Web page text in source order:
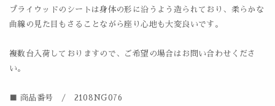
プライウッドのシートは身体の形に沿うよう造られており、柔らかな
曲線の見た目もさることながら座り心地も大変良いです。
複数台入荷しておりますので、ご希望の場合はお問い合わせくださ
い。
■ 商品番号 / 2108NG076